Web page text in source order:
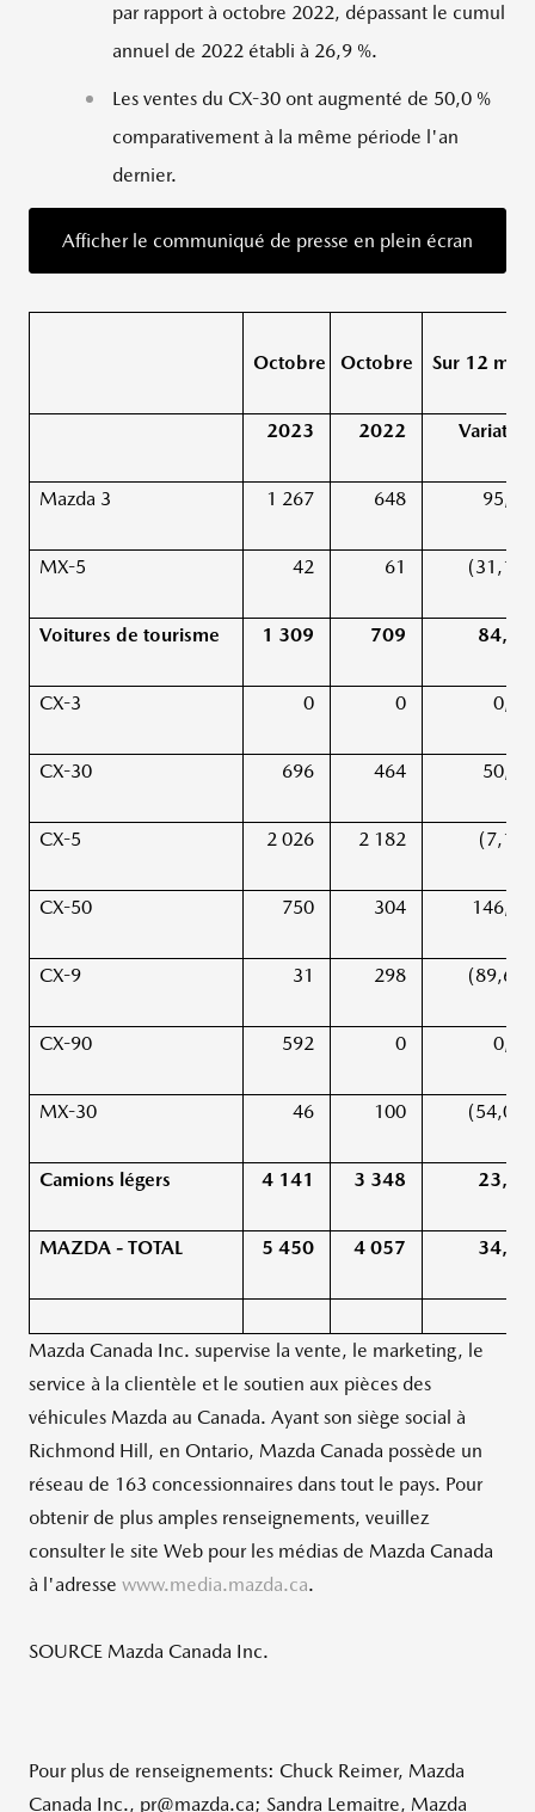
par rapport à octobre 2022, dépassant le cumul
annuel de 2022 établi à 26,9 %.
Les ventes du CX-30 ont augmenté de 50,0 %
comparativement à la même période l'an
dernier.
Afficher le communiqué de presse en plein écran
Octobre Octobre Sur 12
2023 2022 Variation
Mazda 3 1 267 648 95,5
MX-5 42 61 (31,1
Voitures de tourisme 1 309 709 84,6
CX-3 0 0 0,0
CX-30 696 464 50,0
CX-5 2 026 2 182 (7,1
CX-50 750 304 146,7
CX-9 31 298 (89,6
CX-90 592 0 0,0
MX-30 46 100 (54,0
Camions légers 4 141 3 348 23,7
MAZDA - TOTAL 5 450 4 057 34,3
Mazda Canada Inc. supervise la vente, le marketing, le
service à la clientèle et le soutien aux pièces des
véhicules Mazda au Canada. Ayant son siège social à
Richmond Hill, en Ontario, Mazda Canada possède un
réseau de 163 concessionnaires dans tout le pays. Pour
obtenir de plus amples renseignements, veuillez
consulter le site Web pour les médias de Mazda Canada
à l'adresse www.media.mazda.ca.
SOURCE Mazda Canada Inc.
Pour plus de renseignements: Chuck Reimer, Mazda
Canada Inc., pr@mazda.ca; Sandra Lemaitre, Mazda